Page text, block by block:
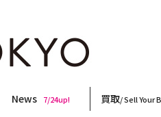
News 7/24up! 買取/ Sell Your